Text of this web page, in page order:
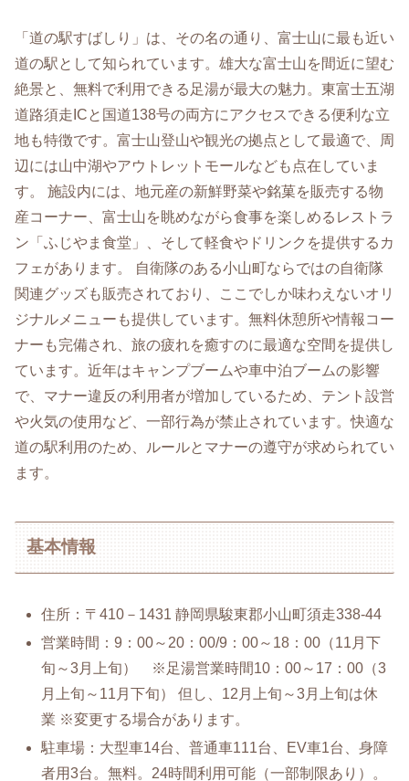
「道の駅すばしり」は、その名の通り、富士山に最も近い
道の駅として知られています。雄大な富士山を間近に望む
絶景と、無料で利用できる足湯が最大の魅力。東富士五湖
道路須走ICと国道138号の両方にアクセスできる便利な立
地も特徴です。富士山登山や観光の拠点として最適で、周
辺には山中湖やアウトレットモールなども点在していま
す。 施設内には、地元産の新鮮野菜や銘菓を販売する物
産コーナー、富士山を眺めながら食事を楽しめるレストラ
ン「ふじやま食堂」、そして軽食やドリンクを提供するカ
フェがあります。 自衛隊のある小山町ならではの自衛隊
関連グッズも販売されており、ここでしか味わえないオリ
ジナルメニューも提供しています。無料休憩所や情報コー
ナーも完備され、旅の疲れを癒すのに最適な空間を提供し
ています。近年はキャンプブームや車中泊ブームの影響
で、マナー違反の利用者が増加しているため、テント設営
や火気の使用など、一部行為が禁止されています。快適な
道の駅利用のため、ルールとマナーの遵守が求められてい
ます。
基本情報
住所：〒410－1431 静岡県駿東郡小山町須走338-44
営業時間：9：00～20：00/9：00～18：00（11月下
旬～3月上旬） ※足湯営業時間10：00～17：00（3
月上旬～11月下旬） 但し、12月上旬～3月上旬は休
業 ※変更する場合があります。
駐車場：大型車14台、普通車111台、EV車1台、身障
者用3台。無料。24時間利用可能（一部制限あり）。